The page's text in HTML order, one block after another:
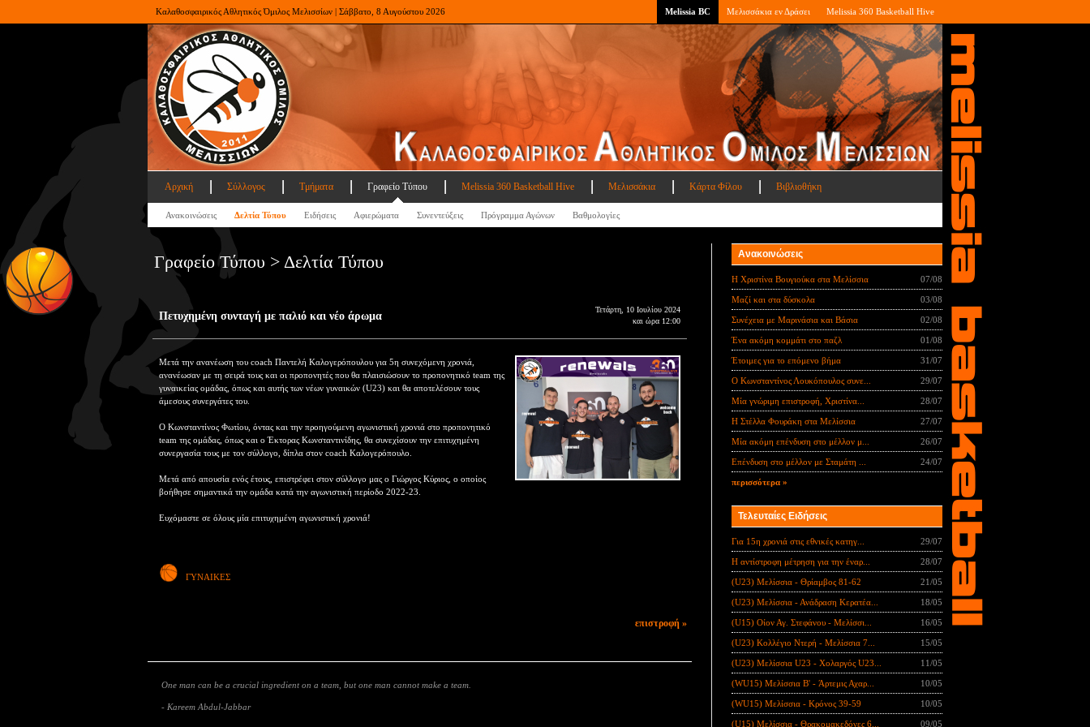
Καλαθοσφαιρικός Αθλητικός Όμιλος Μελισσίων | Σάββατο, 8 Αυγούστου 2026 Melissia BC Μελισσάκια εν Δράσει Melissia 360 Basketball Hive
Αρχική Σύλλογος Τμήματα Γραφείο Τύπου Melissia 360 Basketball Hive Μελισσάκια Κάρτα Φίλου Βιβλιοθήκη
Ανακοινώσεις Δελτία Τύπου Ειδήσεις Αφιερώματα Συνεντεύξεις Πρόγραμμα Αγώνων Βαθμολογίες
Γραφείο Τύπου > Δελτία Τύπου
Πετυχημένη συνταγή με παλιό και νέο άρωμα
Τετάρτη, 10 Ιουλίου 2024
και ώρα 12:00
Μετά την ανανέωση του coach Παντελή Καλογερόπουλου για 5η συνεχόμενη χρονιά,
ανανέωσαν με τη σειρά τους και οι προπονητές που θα πλαισιώσουν το προπονητικό team της
γυναικείας ομάδας, όπως και αυτής των νέων γυναικών (U23) και θα αποτελέσουν τους
άμεσους συνεργάτες του.
Ο Κωνσταντίνος Φωτίου, όντας και την προηγούμενη αγωνιστική χρονιά στο προπονητικό
team της ομάδας, όπως και ο Έκτορας Κωνσταντινίδης, θα συνεχίσουν την επιτυχημένη
συνεργασία τους με τον σύλλογο, δίπλα στον coach Καλογερόπουλο.
Μετά από απουσία ενός έτους, επιστρέφει στον σύλλογο μας ο Γιώργος Κύριος, ο οποίος
βοήθησε σημαντικά την ομάδα κατά την αγωνιστική περίοδο 2022-23.
Ευχόμαστε σε όλους μία επιτυχημένη αγωνιστική χρονιά!
ΓΥΝΑΙΚΕΣ
επιστροφή »
One man can be a crucial ingredient on a team, but one man cannot make a team.
- Kareem Abdul-Jabbar
Ανακοινώσεις
Η Χριστίνα Βουγιούκα στα Μελίσσια 07/08
Μαζί και στα δύσκολα 03/08
Συνέχεια με Μαρινάσια και Βάσια 02/08
Ένα ακόμη κομμάτι στο παζλ 01/08
Έτοιμες για το επόμενο βήμα 31/07
Ο Κωνσταντίνος Λουκόπουλος συνε... 29/07
Μία γνώριμη επιστροφή, Χριστίνα... 28/07
Η Στέλλα Φουράκη στα Μελίσσια 27/07
Μία ακόμη επένδυση στο μέλλον μ... 26/07
Επένδυση στο μέλλον με Σταμάτη ... 24/07
περισσότερα »
Τελευταίες Ειδήσεις
Για 15η χρονιά στις εθνικές κατηγ... 29/07
Η αντίστροφη μέτρηση για την έναρ... 28/07
(U23) Μελίσσια - Θρίαμβος 81-62 21/05
(U23) Μελίσσια - Ανάδραση Κερατέα... 18/05
(U15) Οίον Αγ. Στεφάνου - Μελίσσι... 16/05
(U23) Κολλέγιο Ντερή - Μελίσσια 7... 15/05
(U23) Μελίσσια U23 - Χολαργός U23... 11/05
(WU15) Μελίσσια B' - Άρτεμις Αχαρ... 10/05
(WU15) Μελίσσια - Κρόνος 39-59 10/05
(U15) Μελίσσια - Θρακομακεδόνες 6... 09/05